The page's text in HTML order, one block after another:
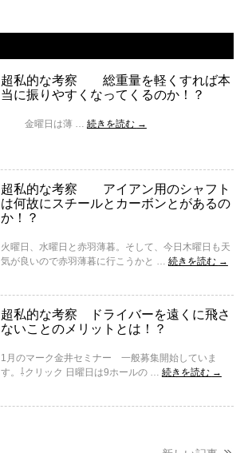
超私的な考察 総重量を軽くすれば本
当に振りやすくなってくるのか！？
金曜日は薄 … 続きを読む →
超私的な考察 アイアン用のシャフト
は何故にスチールとカーボンとがあるの
か！？
火曜日、水曜日と赤羽薄暮。そして、今日木曜日も天
気が良いので赤羽薄暮に行こうかと … 続きを読む →
超私的な考察 ドライバーを遠くに飛さ
ないことのメリットとは！？
1月のマーク金井セミナー 一般募集開始していま
す。⇩クリック 日曜日は9ホールの … 続きを読む →